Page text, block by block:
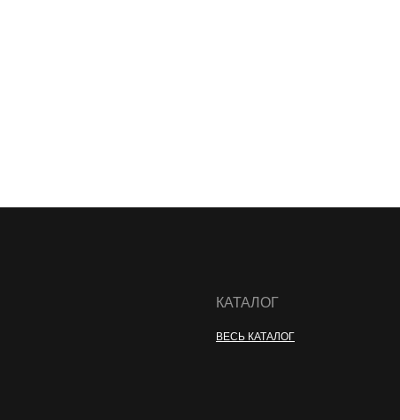
КАТАЛОГ
ВЕСЬ КАТАЛОГ